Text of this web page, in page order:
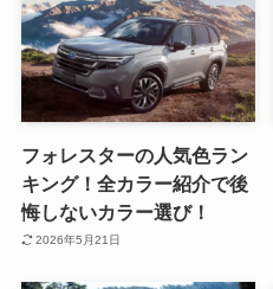
フォレスターの人気色ラン
キング！全カラー紹介で後
悔しないカラー選び！
2026年5月21日